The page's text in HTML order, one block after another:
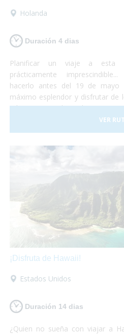
Holanda
Duración 4 dias
Planificar un viaje a esta
prácticamente
hacerlo antes del 19 de
máximo esplendor y disfrutar de
tulipanes que la rodean?
de Ámsterdam es posible para
una ciudad totalmente
dudes más y, ¡Planifica tu viaje a
VER
¡Disfruta de Hawaii!
Estados Unidos
Duración 14 dias
¿Quien no sueña con viajar a